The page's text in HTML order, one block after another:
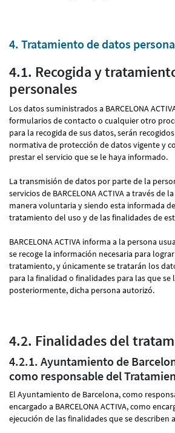
4. Tratamiento de datos
4.1. Recogida y
personales
Los datos suministrados a BARCELONA
formularios de contacto o cualquier otro
para la recogida de sus datos, serán
normativa de protección de datos vigente y
prestar el servicio que se le haya informado.
La transmisión de datos por parte de la
servicios de BARCELONA ACTIVA a través de
manera voluntaria y siendo esta informada
tratamiento del uso y de las finalidades de
BARCELONA ACTIVA informa a la persona
se recoge la información necesaria para
tratamiento, y únicamente se tratarán los
para la finalidad o finalidades para las que se
posteriormente, dicha persona autorizó.
4.2. Finalidades del
4.2.1. Ayuntamiento de
como responsable del
El Ayuntamiento de Barcelona, como
encargado a BARCELONA ACTIVA, como
ejecución de las finalidades que se describen